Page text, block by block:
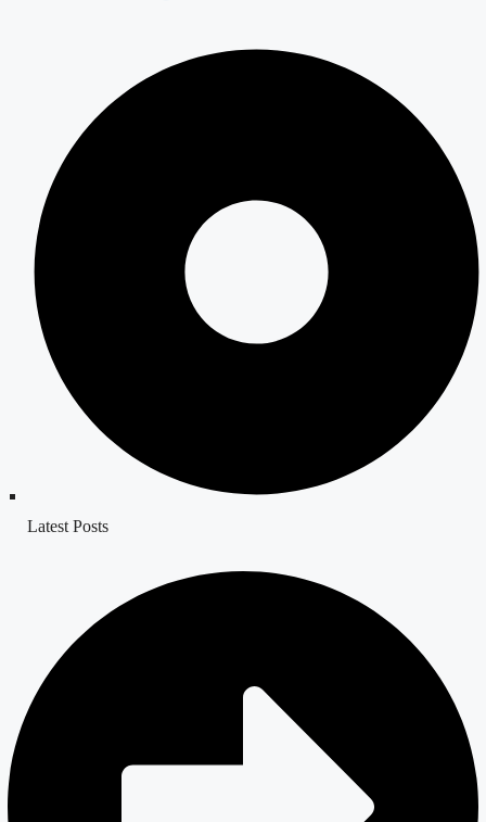
Latest Posts